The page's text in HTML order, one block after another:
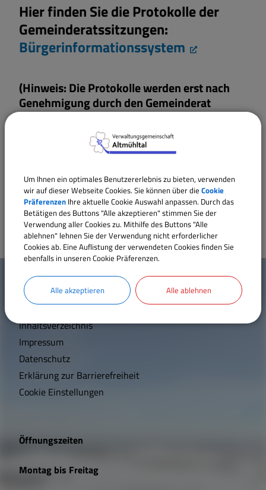
Gemeinderat
Wohnen und Bauen
Bildung und Soziales
Vereine und Gruppen
Sport und Freizeit
Sehenswertes
Satzungen und Verordnungen
Wärmeplanung
Hier finden Sie die Protokolle der
Gemeinderatssitzungen:
Bürgerinformationssystem
(Hinweis: Die Protokolle werden erst nach
Genehmigung durch den Gemeinderat
veröffentlicht!)
Sitzungstermine (unverbindlich):
Bürgerinformationssystem
W
c
h
t
i
e
L
Mehr entdecken
Kontakt
Inhaltsverzeichnis
Impressum
Datenschutz
Erklärung zur Barrierefreiheit
Cookie Einstellungen
Öffnungszeiten
Montag bis Freitag
Um Ihnen ein optimales Benutzererlebnis zu bieten, verwenden
wir auf dieser Webseite Cookies. Sie können über die Cookie
Präferenzen Ihre aktuelle Cookie Auswahl anpassen. Durch das
Betätigen des Buttons "Alle akzeptieren" stimmen Sie der
Verwendung aller Cookies zu. Mithilfe des Buttons "Alle
ablehnen" lehnen Sie der Verwendung nicht erforderlicher
Cookies ab. Eine Auflistung der verwendeten Cookies finden Sie
ebenfalls in unseren Cookie Präferenzen.
Alle akzeptieren Alle ablehnen